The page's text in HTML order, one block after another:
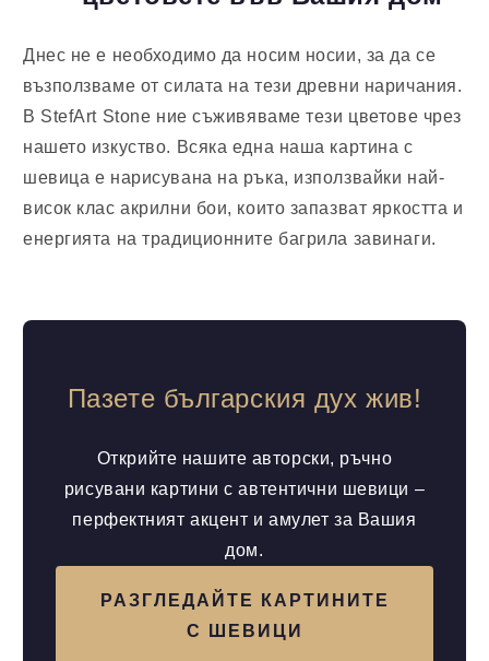
Днес не е необходимо да носим носии, за да се
възползваме от силата на тези древни наричания.
В StefArt Stone ние съживяваме тези цветове чрез
нашето изкуство. Всяка една наша картина с
шевица е нарисувана на ръка, използвайки най-
висок клас акрилни бои, които запазват яркостта и
енергията на традиционните багрила завинаги.
Пазете българския дух жив!
Открийте нашите авторски, ръчно
рисувани картини с автентични шевици –
перфектният акцент и амулет за Вашия
дом.
РАЗГЛЕДАЙТЕ КАРТИНИТЕ
С ШЕВИЦИ